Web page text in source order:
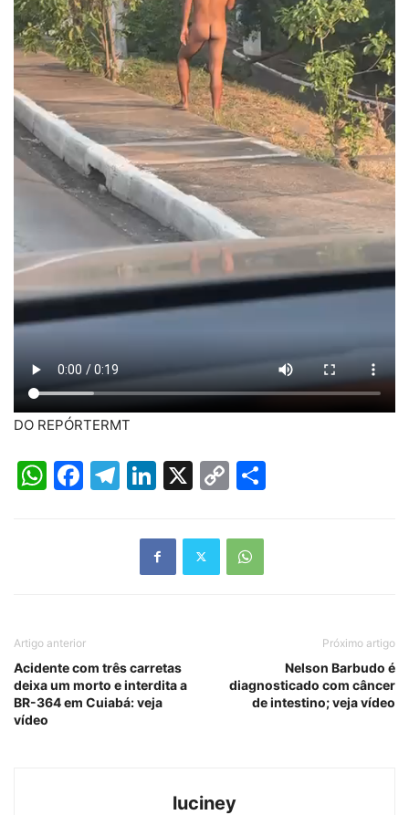
DO REPÓRTERMT
WhatsApp
Facebook
Telegram
LinkedIn
X
Copy
Artigo anterior
Acidente com três carretas
deixa um morto e interdita a
BR-364 em Cuiabá: veja
vídeo
Próximo artigo
Nelson Barbudo é
diagnosticado com câncer
de intestino; veja vídeo
luciney